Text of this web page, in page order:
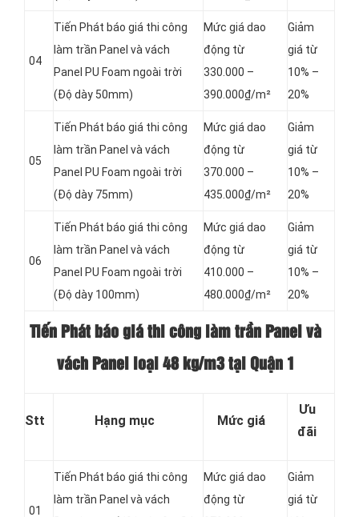
04
Tiến Phát báo giá thi công
làm trần Panel và vách
Panel PU Foam ngoài trời
(Độ dày 50mm)
Mức giá dao
động từ
330.000 –
390.000₫/m²
Giảm
giá từ
10% –
20%
05
Tiến Phát báo giá thi công
làm trần Panel và vách
Panel PU Foam ngoài trời
(Độ dày 75mm)
Mức giá dao
động từ
370.000 –
435.000₫/m²
Giảm
giá từ
10% –
20%
06
Tiến Phát báo giá thi công
làm trần Panel và vách
Panel PU Foam ngoài trời
(Độ dày 100mm)
Mức giá dao
động từ
410.000 –
480.000₫/m²
Giảm
giá từ
10% –
20%
Tiến Phát báo giá thi công làm trần Panel và
vách Panel loại 48 kg/m3 tại Quận 1
Stt Hạng mục Mức giá
Ưu
đãi
01
Tiến Phát báo giá thi công
làm trần Panel và vách
Mức giá dao
động từ
Giảm
giá từ